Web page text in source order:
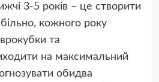
3-5 років – це створити
кожного року
та
на максимальний
обидва